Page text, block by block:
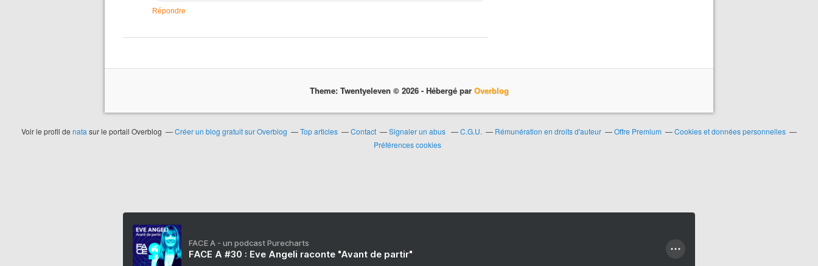
Répondre
Theme: Twentyeleven © 2026 - Hébergé par Overblog
Voir le profil de nata sur le portail Overblog Créer un blog gratuit sur Overblog Top articles Contact Signaler un abus C.G.U. Rémunération en droits d'auteur Offre Premium
Cookies et données personnelles
Préférences cookies
FACE A - un podcast Purecharts
FACE A #30 : Eve Angeli raconte "Avant de partir"